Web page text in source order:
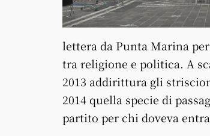
lettera da Punta Marina
tra religione e politica. A
2013 addirittura gli
2014 quella specie di
partito per chi doveva